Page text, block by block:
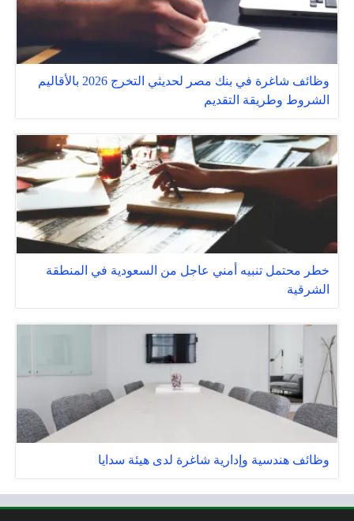
وظائف شاغرة في بنك مصر لحديثي التخرج 2026 بالأقاليم
الشروط وطريقة التقديم
خطر محتمل تنبيه أمني عاجل من السعودية في المنطقة
الشرقية
وظائف هندسية وإدارية شاغرة لدى هيئة سدايا